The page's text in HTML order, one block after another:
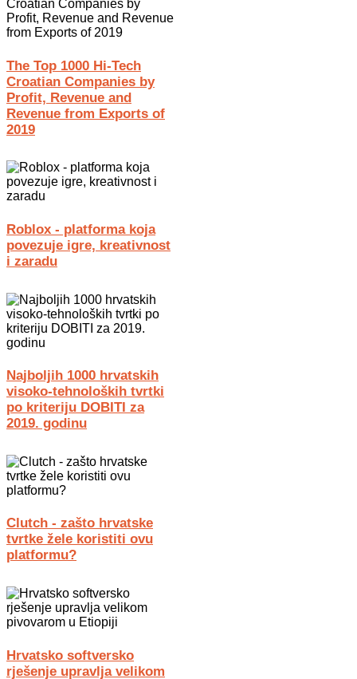
The Top 1000 Hi-Tech
Croatian Companies by
Profit, Revenue and
Revenue from Exports of
2019
Roblox - platforma koja
povezuje igre, kreativnost
i zaradu
Najboljih 1000 hrvatskih
visoko-tehnoloških tvrtki
po kriteriju DOBITI za
2019. godinu
Clutch - zašto hrvatske
tvrtke žele koristiti ovu
platformu?
Hrvatsko softversko
rješenje upravlja velikom